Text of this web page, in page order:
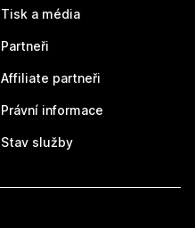
Tisk a média
Partneři
Affiliate partneři
Právní informace
Stav služby